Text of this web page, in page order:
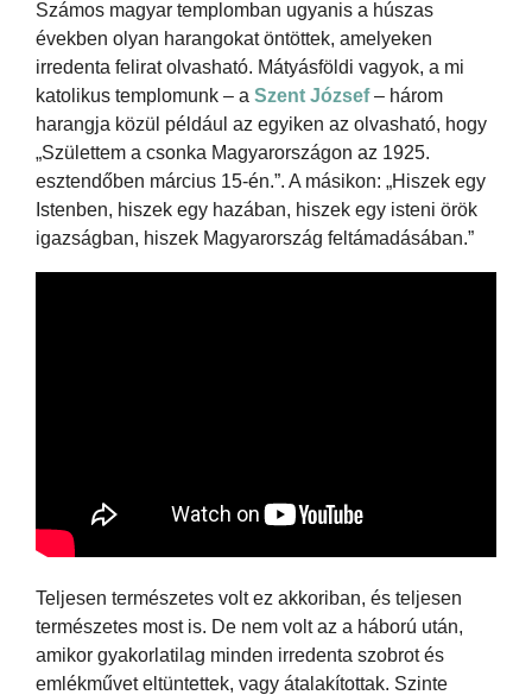
Számos magyar templomban ugyanis a húszas
években olyan harangokat öntöttek, amelyeken
irredenta felirat olvasható. Mátyásföldi vagyok, a mi
katolikus templomunk – a Szent József– három
harangja közül például az egyiken az olvasható, hogy
„Születtem a csonka Magyarországon az 1925.
esztendőben március 15-én.”. A másikon: „Hiszek egy
Istenben, hiszek egy hazában, hiszek egy isteni örök
igazságban, hiszek Magyarország feltámadásában.”
Teljesen természetes volt ez akkoriban, és teljesen
természetes most is. De nem volt az a háború után,
amikor gyakorlatilag minden irredenta szobrot és
emlékművet eltüntettek, vagy átalakítottak. Szinte